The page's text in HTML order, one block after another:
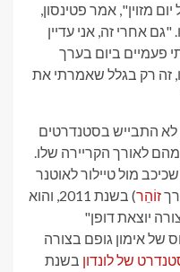
מזוין", אמר פטינסון,
אחרי זה, אני עדיין
פעמיים ביום בערך
זה רק בגלל שאמרתי את
לא התבייש בסטנדרטים
לאורך הקריירה שלו.
מול טיילור לאוטנר
זוֹהֵר
) בשנת 2011, והוא
יוצאת דופן"
של אימון גופם בצורה
של לונדון בשנת